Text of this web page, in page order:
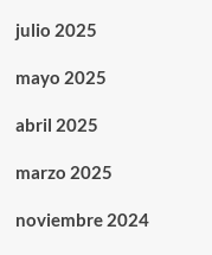
julio 2025
mayo 2025
abril 2025
marzo 2025
noviembre 2024